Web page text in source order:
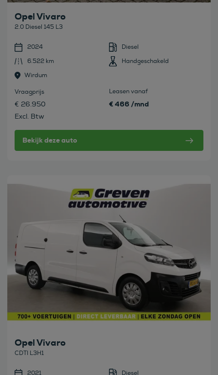
Opel Vivaro
2.0 Diesel 145 L3
2024
Diesel
6.522 km
Handgeschakeld
Wirdum
Vraagprijs
€ 26.950
Excl. Btw
Leasen vanaf
€ 466 /mnd
Bekijk deze auto
Bekijk deze auto
Opel Vivaro
CDTI L3H1
2021
Diesel